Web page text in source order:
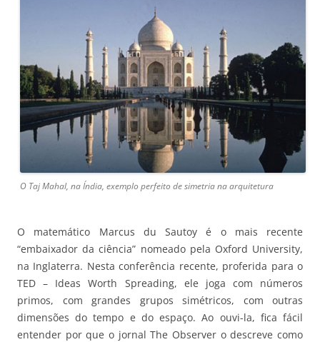
O Taj Mahal, na Índia, exemplo perfeito de simetria na arquitetura
O matemático Marcus du Sautoy é o mais recente
“embaixador da ciência” nomeado pela Oxford University,
na Inglaterra. Nesta conferência recente, proferida para o
TED – Ideas Worth Spreading, ele joga com números
primos, com grandes grupos simétricos, com outras
dimensões do tempo e do espaço. Ao ouvi-la, fica fácil
entender por que o jornal The Observer o descreve como